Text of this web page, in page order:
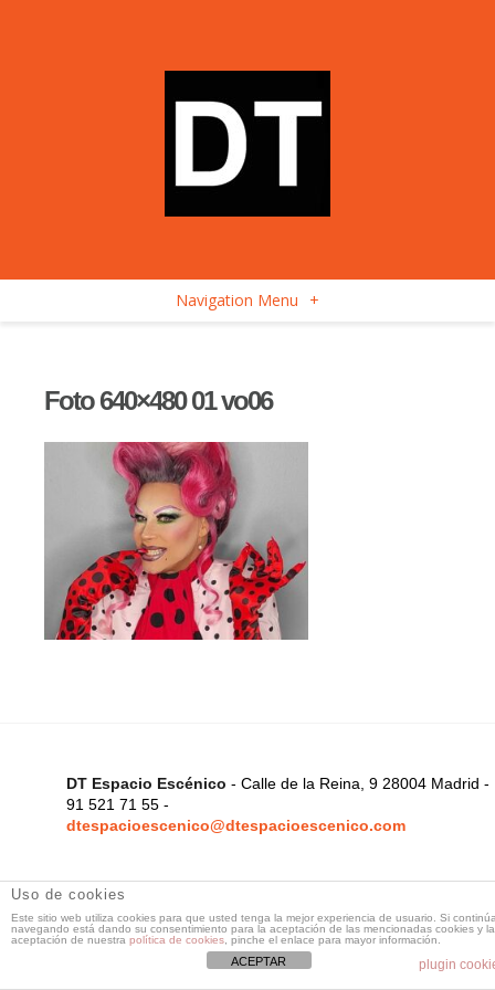
Navigation Menu +
Foto 640×480 01 vo06
DT Espacio Escénico - Calle de la Reina, 9 28004 Madrid -
91 521 71 55 -
dtespacioescenico@dtespacioescenico.com
Uso de cookies
Este sitio web utiliza cookies para que usted tenga la mejor experiencia de usuario. Si
navegando está dando su consentimiento para la aceptación de las mencionadas cookies y la
aceptación de nuestra política de cookies , pinche el enlace para mayor información.
plugin
ACEPTAR